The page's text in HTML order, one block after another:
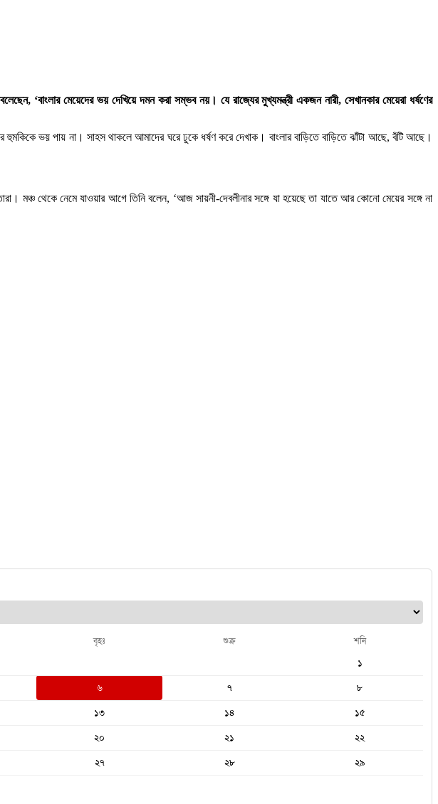
‘বাংলার মেয়েদের ভয় দেখিয়ে দমন করা সম্ভব নয়। যে রাজ্যের মুখ্যমন্ত্রী একজন নারী, সেখানকার মেয়েরা ধর্ষণের
ভয় পায় না। সাহস থাকলে আমাদের ঘরে ঢুকে ধর্ষণ করে দেখাক। বাংলার বাড়িতে বাড়িতে ঝাঁটা আছে, বঁটি আছে।
মঞ্চ থেকে নেমে যাওয়ার আগে তিনি বলেন, ‘আজ সায়নী-দেবলীনার সঙ্গে যা হয়েছে তা যাতে আর কোনো মেয়ের সঙ্গে না
বৃহঃ শুক্র শনি
১
৬ ৭
৮
১৩ ১৪
১৫
২০ ২১
২২
২৭ ২৮
২৯